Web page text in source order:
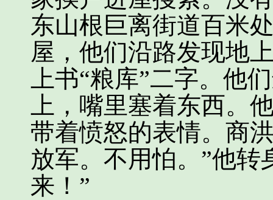
东山根巨离街道百米
屋，他们沿路发现地
上书“粮库”二字。他
上，嘴里塞着东西。
带着愤怒的表情。商
放军。不用怕。”他转
来！”